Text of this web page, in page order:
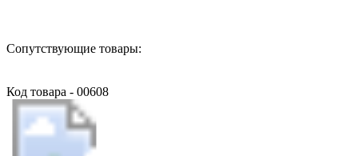
Сопутствующие товары:
Код товара - 00608